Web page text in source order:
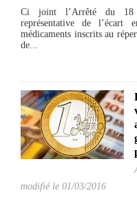
Ci joint l’Arrêté du 18
représentative de
médicaments inscrits au
de...
modifié le 01/03/2016